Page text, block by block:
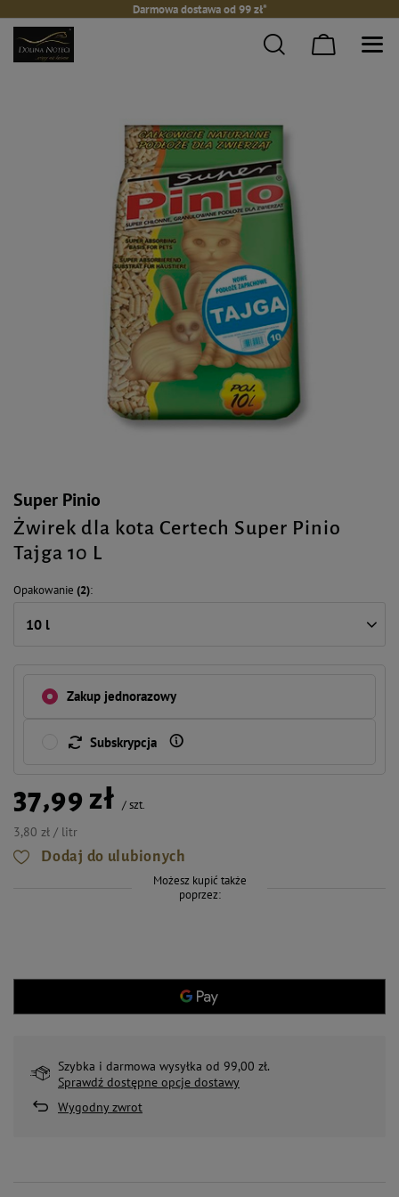
Darmowa dostawa od 99 zł*
Super Pinio
Żwirek dla kota Certech Super Pinio
Tajga 10 L
Opakowanie (2)
10 l
Zakup jednorazowy
Subskrypcja
37,99 zł /szt.
3,80 zł / litr
Dodaj do ulubionych
Możesz kupić także
poprzez:
Szybka i darmowa wysyłka od 99,00 zł.
Sprawdź dostępne opcje dostawy
Wygodny zwrot